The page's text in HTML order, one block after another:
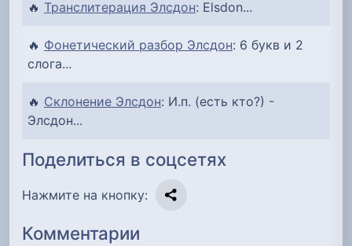
🔥 Транслитерация Элсдон: Elsdon...
🔥 Фонетический разбор Элсдон: 6 букв и 2
слога...
🔥 Склонение Элсдон: И.п. (есть кто?) -
Элсдон...
Поделиться в соцсетях
Нажмите на кнопку:
Комментарии